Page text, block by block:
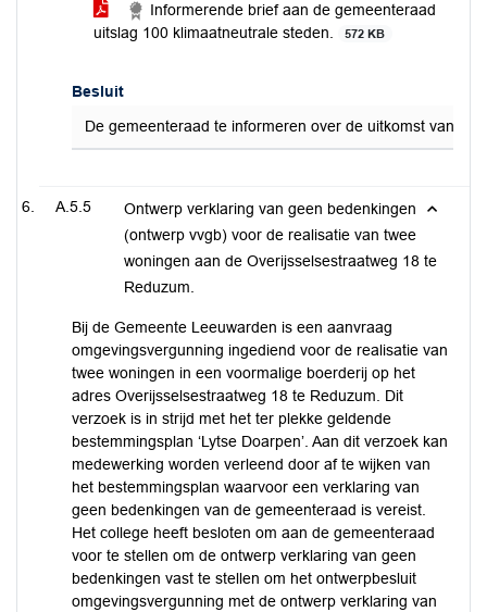
Informerende brief aan de gemeenteraad
uitslag 100 klimaatneutrale steden.
572 KB
Besluit
De gemeenteraad te informeren over de uitkomst van
A.5.5
Ontwerp verklaring van geen bedenkingen
(ontwerp vvgb) voor de realisatie van twee
woningen aan de Overijsselsestraatweg 18 te
Reduzum.
Bij de Gemeente Leeuwarden is een aanvraag
omgevingsvergunning ingediend voor de realisatie van
twee woningen in een voormalige boerderij op het
adres Overijsselsestraatweg 18 te Reduzum. Dit
verzoek is in strijd met het ter plekke geldende
bestemmingsplan ‘Lytse Doarpen’. Aan dit verzoek kan
medewerking worden verleend door af te wijken van
het bestemmingsplan waarvoor een verklaring van
geen bedenkingen van de gemeenteraad is vereist.
Het college heeft besloten om aan de gemeenteraad
voor te stellen om de ontwerp verklaring van geen
bedenkingen vast te stellen om het ontwerpbesluit
omgevingsvergunning met de ontwerp verklaring van